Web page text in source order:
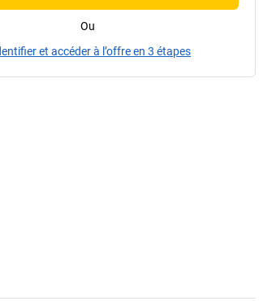
Ou
et accéder à l’offre en 3 étapes